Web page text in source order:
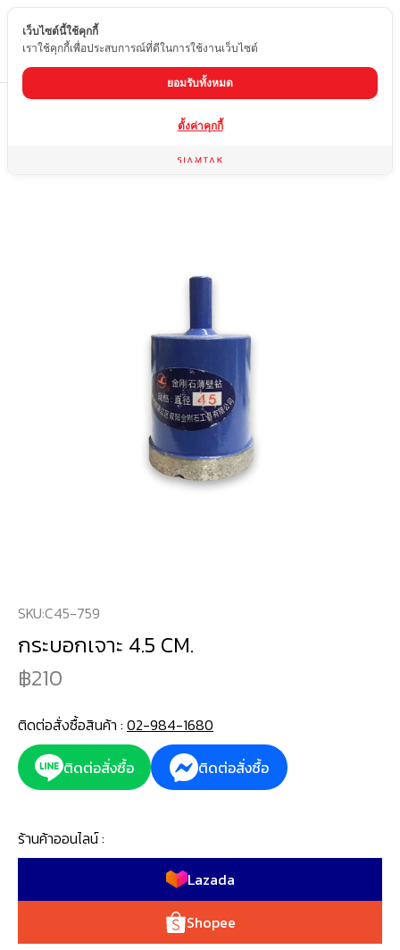
TH
กระบอกเจาะหินอ่อน หินแกรนิต
SKU:C45-759
กระบอกเจาะ 4.5 CM.
210
ติดต่อสั่งซื้อสินค้า : 02-984-1680
ติดต่อสั่งซื้อ
ติดต่อสั่งซื้อ
ร้านค้าออนไลน์ :
Lazada
Shopee
เว็บไซต์นี้ใช้คุกกี้
เราใช้คุกกี้เพื่อประสบการณ์ที่ดีในการใช้งานเว็บไซต์
ยอมรับทั้งหมด
ตั้งค่าคุกกี้